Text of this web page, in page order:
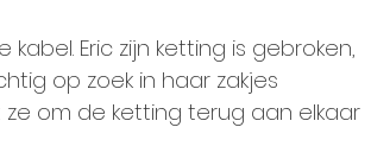
Eric zijn ketting is gebroken,
op zoek in haar zakjes
om de ketting terug aan elkaar